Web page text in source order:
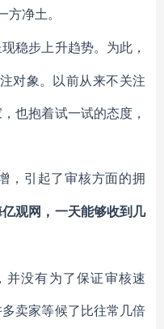
净土。
稳步上升趋势。为此，
对象。以前从来不关注
也抱着试一试的态度，
，引起了审核方面的拥
观网，一天能够收到几
并没有为了保证审核速
卖家等候了比往常几倍